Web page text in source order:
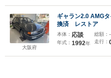
大阪府
ギャラン2.0 AMG
換済 レストア
本体： 応談
年式： 1992年
総額：
走行：